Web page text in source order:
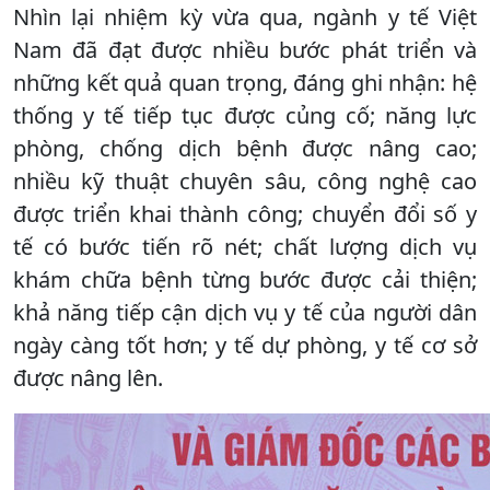
Nhìn lại nhiệm kỳ vừa qua, ngành y tế Việt
Nam đã đạt được nhiều bước phát triển và
những kết quả quan trọng, đáng ghi nhận: hệ
thống y tế tiếp tục được củng cố; năng lực
phòng, chống dịch bệnh được nâng cao;
nhiều kỹ thuật chuyên sâu, công nghệ cao
được triển khai thành công; chuyển đổi số y
tế có bước tiến rõ nét; chất lượng dịch vụ
khám chữa bệnh từng bước được cải thiện;
khả năng tiếp cận dịch vụ y tế của người dân
ngày càng tốt hơn; y tế dự phòng, y tế cơ sở
được nâng lên.